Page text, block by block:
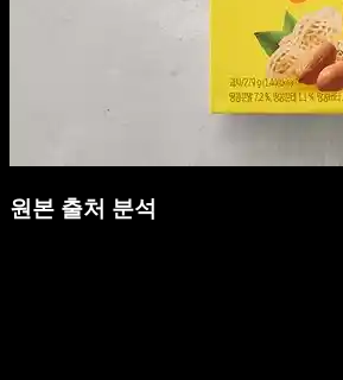
원본 출처 분석